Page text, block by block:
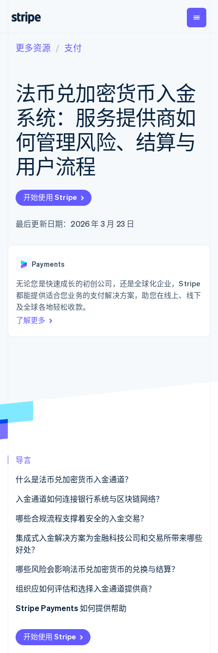
支付
在线支付
Payment links
无代码支付
Checkout
预构建支付界
面
Elements
灵活的 UI 组件
Payment
methods
付方式
Authorization
支付成功率优
化
加速结账
经常性收入
Metronome
按用量计费
Subscriptions
订阅管理
Invoicing
一次性或定期
账单
Tax
销售税和增值
Revenue
Recognition
Stripe Sigma
自定义报告
数据同步
Global
Payouts
向第三
方打款
更多
Product roadmap
了解未来规划
Radar
按企业阶段
按应用场景
智能体商务
加密货币
电子商务
嵌入式金融
财务自动化
应用内支付
交易市场
资金管理
SaaS
AI 企业
创作者经济
游戏
酒店、旅游与休闲
非营利组织
文档
库与 SDK
Stripe Apps
指南
接受线上付款
实施预置结账流程
构建平台或交易市场
提供按用量计费
发行稳定币支持的支付卡
通过智能体配置和管理服
代码示例
开发者博客
API 状态
学习
指南
支持
获取支持
托管支持方案
专业服务
公司
产品路线图
联系
更多资源 支付
法币兑加密货币入金
系统：服务提供商如
何管理风险、结算与
用户流程
开始使用 Stripe
最后更新日期：2026 年 3 月 23 日
Payments
无论您是快速成长的初创公司，还是全球化企业，Stripe
都能提供适合您业务的支付解决方案，助您在线上、线下
及全球各地轻松收款。
了解更多
导言
什么是法币兑加密货币入金通道？
入金通道如何连接银行系统与区块链网络？
1. 用户发起购买
2. 法币支付处理
哪些合规流程支撑着安全的入金交易？
身份验证
集成式入金解决方案为金融科技公司和交易所带来哪些
好处？
哪些风险会影响法币兑加密货币的兑换与结算？
组织应如何评估和选择入金通道提供商？
监管合规能力
安全披露
市场覆盖范围
Stripe Payments 如何提供帮助
开始使用 Stripe